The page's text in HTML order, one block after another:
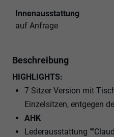
Innenausstattung
auf Anfrage
Beschreibung
HIGHLIGHTS:
7 Sitzer Version mit
Einzelsitzen, entgegen
AHK
Lederausstattung